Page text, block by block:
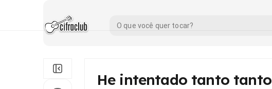
He intentado tanto tanto